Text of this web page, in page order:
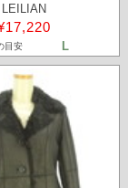
LEILIAN
目安 L